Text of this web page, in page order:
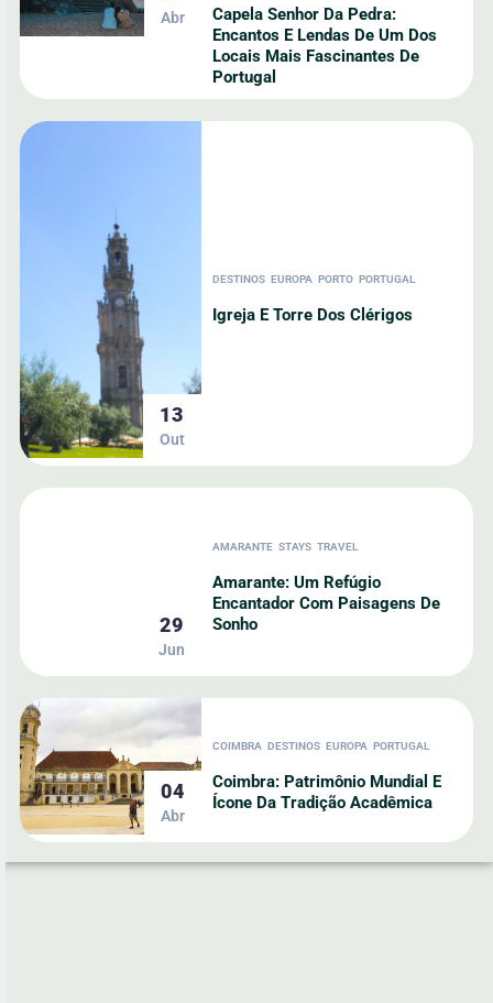
Abr
Capela Senhor Da Pedra:
Encantos E Lendas De Um Dos
Locais Mais Fascinantes De
Portugal
13
Out
DESTINOS EUROPA PORTO PORTUGAL
Igreja E Torre Dos Clérigos
29
Jun
AMARANTE STAYS TRAVEL
Amarante: Um Refúgio
Encantador Com Paisagens De
Sonho
04
Abr
COIMBRA DESTINOS EUROPA PORTUGAL
Coimbra: Patrimônio Mundial E
Ícone Da Tradição Acadêmica